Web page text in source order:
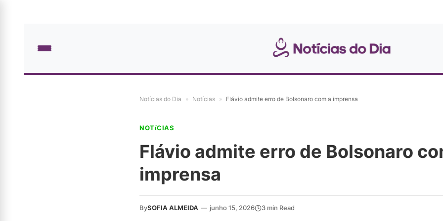
Notícias do Dia » Notícias » Flávio admite erro de Bolsonaro com a imprensa
NOTíCIAS
Flávio admite erro de Bolsonaro
imprensa
BySOFIA ALMEIDA — junho 15, 2026 3 min Read